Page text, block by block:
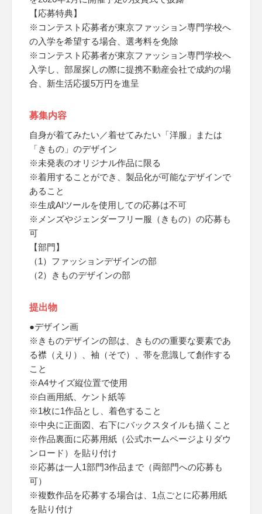
【応募特典】
※コンテスト応募者が東京ファッション専門学校へ
の入学を希望する場合、選考料を免除
※コンテスト応募者が東京ファッション専門学校へ
入学し、部屋探しの際に提携不動産会社で成約の場
合、新生活応援5万円を進呈
募集内容
自身が着てみたい／着せてみたい「洋服」または
「きもの」のデザイン
※未発表のオリジナル作品に限る
※着用することができ、製品化が可能なデザインで
あること
※生成AIツールを使用しての応募は不可
※メンズやジェンダーフリー服（きもの）の応募も
可
【部門】
（1）ファッションデザインの部
（2）きものデザインの部
提出物
●デザイン画
※きものデザインの部は、きものの重要な要素であ
る襟（えり）、袖（そで）、帯を意識して創作する
こと
※A4サイズ縦位置で使用
※白画用紙、ケント紙等
※1枚に1作品とし、着色すること
※中央に正面図、右下にバックスタイルも描くこと
※作品裏面に応募用紙（公式ホームページよりダウ
ンロード）を貼り付け
※応募は一人1部門3作品まで（両部門への応募も
可）
※複数作品を応募する場合は、1点ごとに応募用紙
を貼り付け